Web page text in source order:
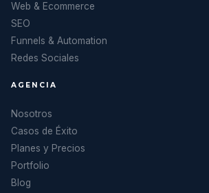
Web & Ecommerce
SEO
Funnels & Automation
Redes Sociales
AGENCIA
Nosotros
Casos de Éxito
Planes y Precios
Portfolio
Blog